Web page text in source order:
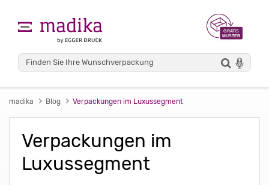
madika Blog Verpackungen im Luxussegment
Verpackungen im
Luxussegment